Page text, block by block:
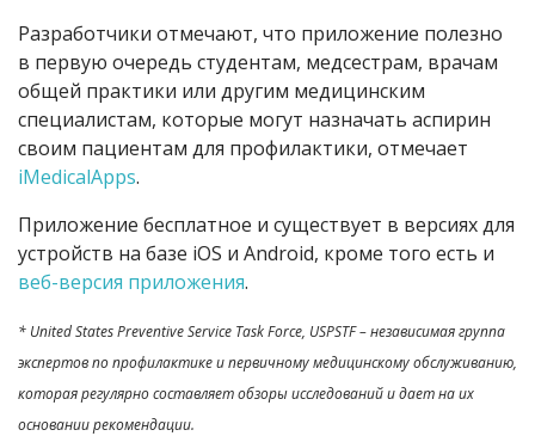
Разработчики отмечают, что приложение полезно
в первую очередь студентам, медсестрам, врачам
общей практики или другим медицинским
специалистам, которые могут назначать аспирин
своим пациентам для профилактики, отмечает
iMedicalApps.
Приложение бесплатное и существует в версиях для
устройств на базе iOS и Android, кроме того есть и
веб-версия приложения.
* United States Preventive Service Task Force, USPSTF – независимая группа
экспертов по профилактике и первичному медицинскому обслуживанию,
которая регулярно составляет обзоры исследований и дает на их
основании рекомендации.